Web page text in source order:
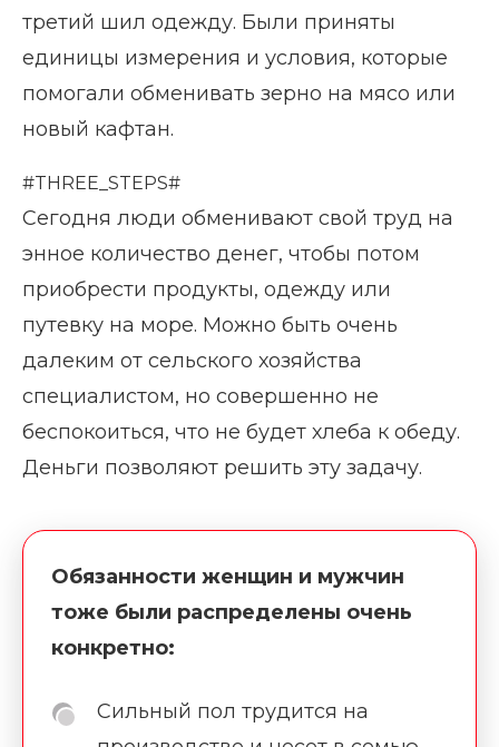
третий шил одежду. Были приняты
единицы измерения и условия, которые
помогали обменивать зерно на мясо или
новый кафтан.
#THREE_STEPS#
Сегодня люди обменивают свой труд на
энное количество денег, чтобы потом
приобрести продукты, одежду или
путевку на море. Можно быть очень
далеким от сельского хозяйства
специалистом, но совершенно не
беспокоиться, что не будет хлеба к обеду.
Деньги позволяют решить эту задачу.
Обязанности женщин и мужчин
тоже были распределены очень
конкретно:
Сильный пол трудится на